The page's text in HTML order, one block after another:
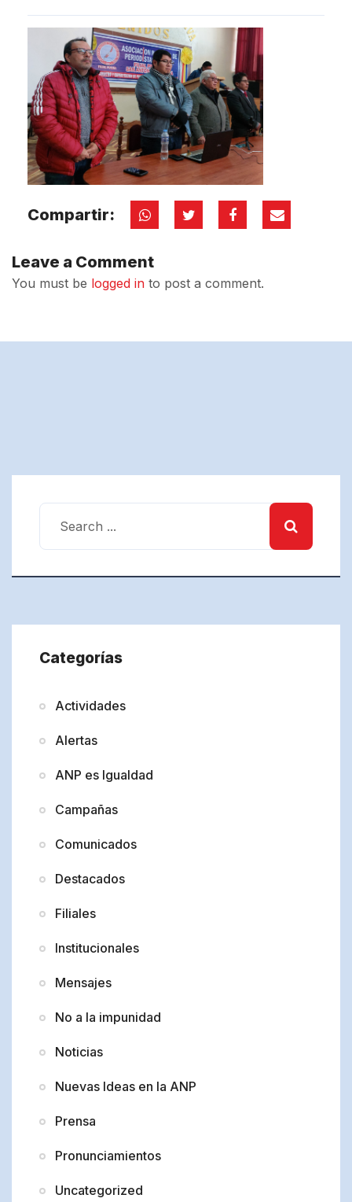
Compartir:
Leave a Comment
You must be logged in to post a comment.
Categorías
Actividades
Alertas
ANP es Igualdad
Campañas
Comunicados
Destacados
Filiales
Institucionales
Mensajes
No a la impunidad
Noticias
Nuevas Ideas en la ANP
Prensa
Pronunciamientos
Uncategorized